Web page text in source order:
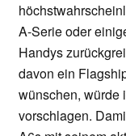
A-Serie oder
Handys
davon ein
wünschen, würde
vorschlagen.